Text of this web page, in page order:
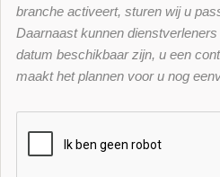
branche activeert, sturen wij u
Daarnaast kunnen
datum beschikbaar zijn, u een
maakt het plannen voor u nog